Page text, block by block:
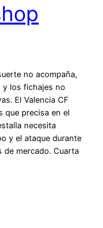
no acompaña,
y los fichajes no
El Valencia CF
que precisa en el
necesita
y el ataque durante
de mercado. Cuarta